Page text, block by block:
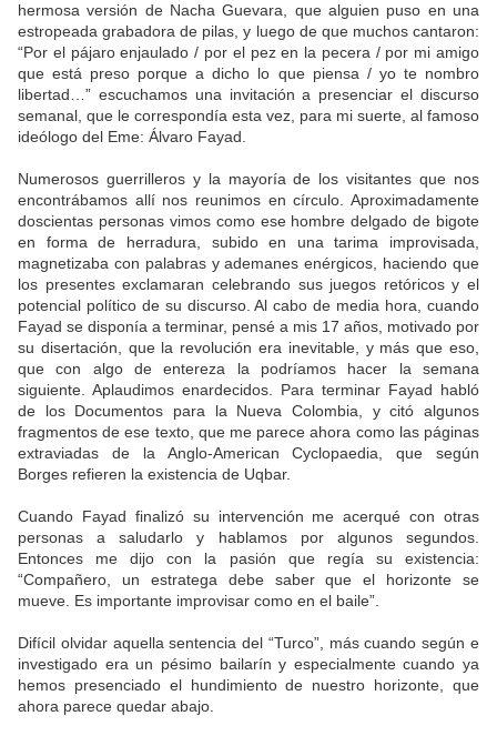
hermosa versión de Nacha Guevara, que alguien puso en una
estropeada grabadora de pilas, y luego de que muchos cantaron:
“Por el pájaro enjaulado / por el pez en la pecera / por mi amigo
que está preso porque a dicho lo que piensa / yo te nombro
libertad…” escuchamos una invitación a presenciar el discurso
semanal, que le correspondía esta vez, para mi suerte, al famoso
ideólogo del Eme: Álvaro Fayad.
Numerosos guerrilleros y la mayoría de los visitantes que nos
encontrábamos allí nos reunimos en círculo. Aproximadamente
doscientas personas vimos como ese hombre delgado de bigote
en forma de herradura, subido en una tarima improvisada,
magnetizaba con palabras y ademanes enérgicos, haciendo que
los presentes exclamaran celebrando sus juegos retóricos y el
potencial político de su discurso. Al cabo de media hora, cuando
Fayad se disponía a terminar, pensé a mis 17 años, motivado por
su disertación, que la revolución era inevitable, y más que eso,
que con algo de entereza la podríamos hacer la semana
siguiente. Aplaudimos enardecidos. Para terminar Fayad habló
de los Documentos para la Nueva Colombia, y citó algunos
fragmentos de ese texto, que me parece ahora como las páginas
extraviadas de la Anglo-American Cyclopaedia, que según
Borges refieren la existencia de Uqbar.
Cuando Fayad finalizó su intervención me acerqué con otras
personas a saludarlo y hablamos por algunos segundos.
Entonces me dijo con la pasión que regía su existencia:
“Compañero, un estratega debe saber que el horizonte se
mueve. Es importante improvisar como en el baile”.
Difícil olvidar aquella sentencia del “Turco”, más cuando según e
investigado era un pésimo bailarín y especialmente cuando ya
hemos presenciado el hundimiento de nuestro horizonte, que
ahora parece quedar abajo.